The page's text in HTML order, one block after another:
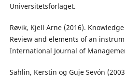
Universitetsforlaget.
Røvik, Kjell Arne (2016).
Review and elements of an
International Journal of
Sahlin, Kerstin og Guje Sevón